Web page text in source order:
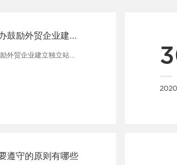
外贸企业建立独立站...
遵守的原则有哪些